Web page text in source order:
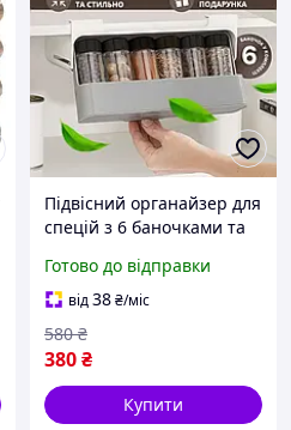
Підвісний органайзер для
спецій з 6 баночками та
свердління
Готово до відправки
від38₴/міс
380₴
580 ₴
Купити